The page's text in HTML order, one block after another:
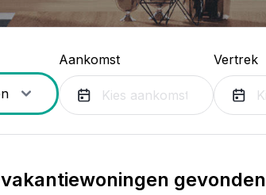
Aankomst Vertrek
vakantiewoningen gevonden